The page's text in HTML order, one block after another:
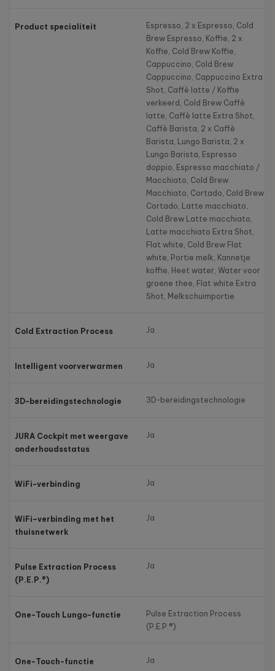
Product specialiteit
Espresso, 2 x Espresso, Cold
Brew Espresso, Koffie, 2 x
Koffie, Cold Brew Koffie,
Cappuccino, Cold Brew
Cappuccino, Cappuccino Extra
Shot, Caffè latte / Koffie
verkeerd, Cold Brew Caffè
latte, Caffè latte Extra Shot,
Caffè Barista, 2 x Caffè
Barista, Lungo Barista, 2 x
Lungo Barista, Espresso
doppio, Espresso macchiato /
Macchiato, Cold Brew
Macchiato, Cortado, Cold Brew
Cortado, Latte macchiato,
Cold Brew Latte macchiato,
Latte macchiato Extra Shot,
Flat white, Cold Brew Flat
white, Portie melk, Kannetje
koffie, Heet water, Water voor
groene thee, Flat white Extra
Shot, Melkschuimportie
Cold Extraction Process Ja
Intelligent voorverwarmen Ja
3D-bereidingstechnologie 3D-bereidingstechnologie
JURA Cockpit met weergave
onderhoudsstatus
Ja
WiFi-verbinding Ja
WiFi–verbinding met het
thuisnetwerk
Ja
Pulse Extraction Process
(P.E.P.®)
Ja
One-Touch Lungo-functie
Pulse Extraction Process
(P.E.P.®)
One-Touch-functie Ja